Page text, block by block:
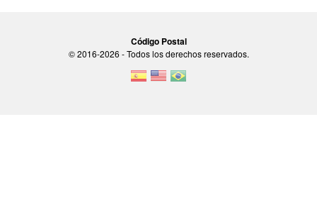
Código Postal
© 2016-2026 - Todos los derechos reservados.